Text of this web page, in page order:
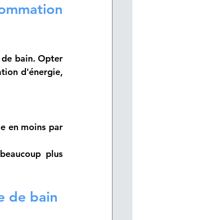
de bain. Opter
d'énergie,
en moins par
plus
de bain